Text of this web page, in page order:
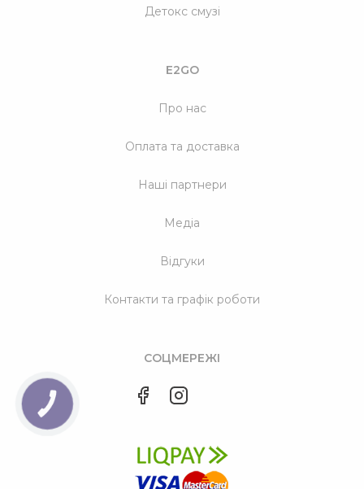
Детокс смузі
E2GO
Про нас
Оплата та доставка
Наші партнери
Медіа
Відгуки
Контакти та графік роботи
СОЦМЕРЕЖІ
КНОПКА
ЗВ'ЯЗКУ